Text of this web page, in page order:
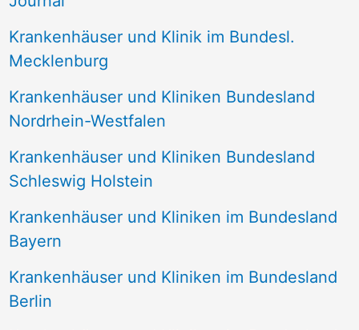
c
:
Krankenhäuser und Klinik im Bundesl.
Mecklenburg
Krankenhäuser und Kliniken Bundesland
Nordrhein-Westfalen
Krankenhäuser und Kliniken Bundesland
Schleswig Holstein
Krankenhäuser und Kliniken im Bundesland
Bayern
Krankenhäuser und Kliniken im Bundesland
Berlin